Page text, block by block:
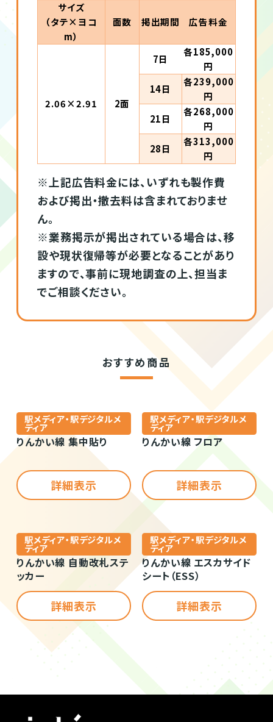
サイズ
（タテ×ヨコ
m）
面数 掲出期間 広告料金
2.06×2.91 2面
7日
各185,000
円
14日
各239,000
円
21日
各268,000
円
28日
各313,000
円
※上記広告料金には、いずれも製作費
および掲出・撤去料は含まれておりませ
ん。
※業務掲示が掲出されている場合は、移
設や現状復帰等が必要となることがあり
ますので、事前に現地調査の上、担当ま
でご相談ください。
おすすめ商品
駅メディア・駅デジタルメ
ディア
りんかい線 集中貼り
詳細表示
駅メディア・駅デジタルメ
ディア
りんかい線 フロア
詳細表示
駅メディア・駅デジタルメ
ディア
りんかい線 自動改札ステ
ッカー
詳細表示
駅メディア・駅デジタルメ
ディア
りんかい線 エスカサイド
シート（ESS）
詳細表示